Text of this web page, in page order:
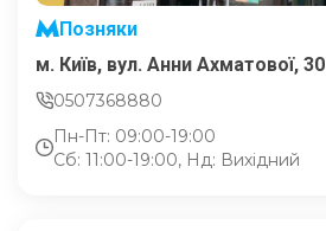
Позняки
м. Київ, вул. Анни Ахматової, 30
0507368880
Пн-Пт: 09:00-19:00
Сб: 11:00-19:00, Нд: Вихідний